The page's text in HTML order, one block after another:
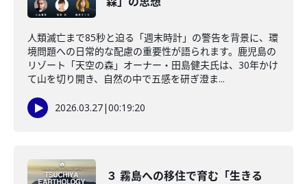
人類滅亡まで85秒と迫る「週末時計」の警告を背景に、環
境問題への日常的な配慮の重要性が語られます。鹿児島の
リゾート「天空の森」オーナー・田島健夫氏は、30年かけ
て山を切り開き、自然の中で五感を研ぎ澄ま...
2026.03.27|00:19:20
３ 霧島への移住で育む「生きる